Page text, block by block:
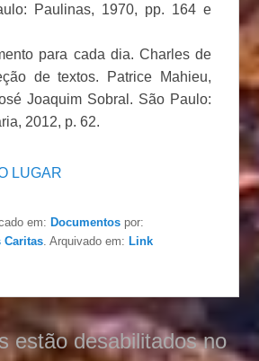
Paulinas, 1970, pp. 164 e
para cada dia. Charles de
de textos. Patrice Mahieu,
Joaquim Sobral. São Paulo:
2012, p. 62.
LUGAR
em:Documentos por:
Caritas . Arquivado em:Link
estão desabilitados no